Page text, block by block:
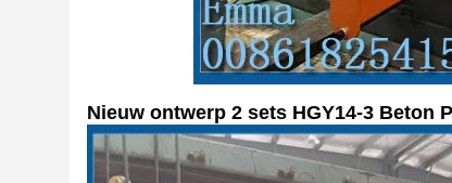
Nieuw ontwerp 2 sets HGY14-3 Beton